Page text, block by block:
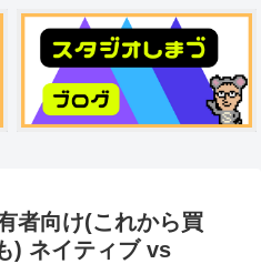
者向け(これから買
) ネイティブ vs